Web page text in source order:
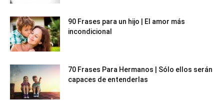
90 Frases para un hijo | El amor más
incondicional
70 Frases Para Hermanos | Sólo ellos serán
capaces de entenderlas